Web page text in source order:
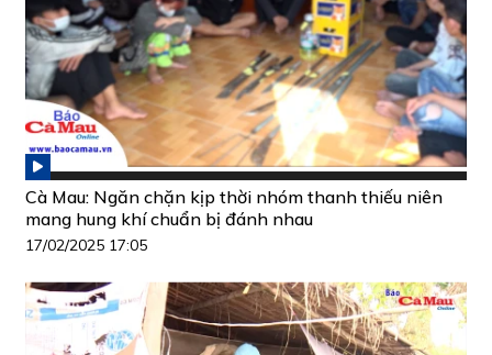
Cà Mau: Ngăn chặn kịp thời nhóm thanh thiếu niên
mang hung khí chuẩn bị đánh nhau
17/02/2025 17:05